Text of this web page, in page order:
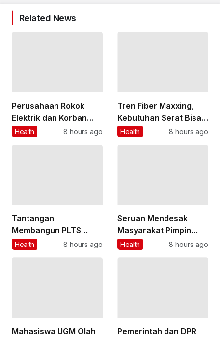
Related News
Perusahaan Rokok
Elektrik dan Korban
Anak Sudah Diperiksa,
Health 8 hours ago
Tren Fiber Maxxing,
Kebutuhan Serat Bisa
Dipenuhi dari Makanan
Health 8 hours ago
Tantangan
Membangun PLTS
Kapasitas 100 GW
Health 8 hours ago
Seruan Mendesak
Masyarakat Pimpin
Menahan Penyebaran
Health 8 hours ago
Mahasiswa UGM Olah
Pemerintah dan DPR